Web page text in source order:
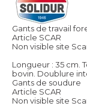
Gants de travail
Article SCAR
Non visible site
Longueur : 35 cm.
bovin. Doublure
Gants de soudure
Article SCAR
Non visible site